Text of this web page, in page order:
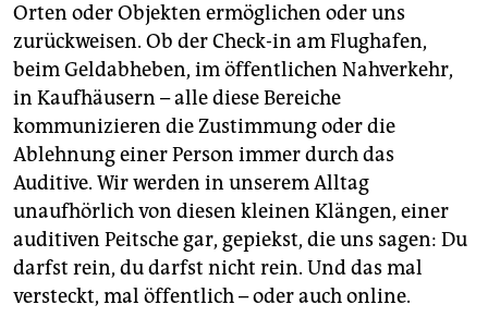
unterstützen
abo
genossenschaft
epaper login
Orten oder Objekten ermöglichen oder uns
zurückweisen. Ob der Check-in am Flughafen,
beim Geldabheben, im öffentlichen Nahverkehr,
in Kaufhäusern – alle diese Bereiche
kommunizieren die Zustimmung oder die
Ablehnung einer Person immer durch das
Auditive. Wir werden in unserem Alltag
unaufhörlich von diesen kleinen Klängen, einer
auditiven Peitsche gar, gepiekst, die uns sagen: Du
darfst rein, du darfst nicht rein. Und das mal
versteckt, mal öffentlich – oder auch online.